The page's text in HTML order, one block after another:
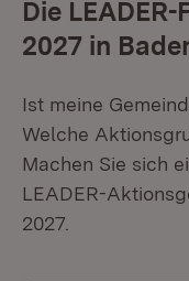
Die
2027 in
Ist meine
Welche
Machen Sie sich
LEADER-
2027.